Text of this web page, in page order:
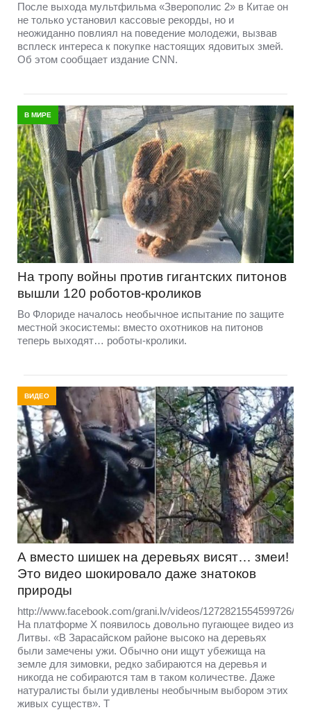
После выхода мультфильма «Зверополис 2» в Китае он
не только установил кассовые рекорды, но и
неожиданно повлиял на поведение молодежи, вызвав
всплеск интереса к покупке настоящих ядовитых змей.
Об этом сообщает издание CNN.
В МИРЕ
На тропу войны против гигантских питонов
вышли 120 роботов-кроликов
Во Флориде началось необычное испытание по защите
местной экосистемы: вместо охотников на питонов
теперь выходят… роботы-кролики.
ВИДЕО
А вместо шишек на деревьях висят… змеи!
Это видео шокировало даже знатоков
природы
http://www.facebook.com/grani.lv/videos/1272821554599726/
На платформе X появилось довольно пугающее видео из
Литвы. «В Зарасайском районе высоко на деревьях
были замечены ужи. Обычно они ищут убежища на
земле для зимовки, редко забираются на деревья и
никогда не собираются там в таком количестве. Даже
натуралисты были удивлены необычным выбором этих
живых существ». Т